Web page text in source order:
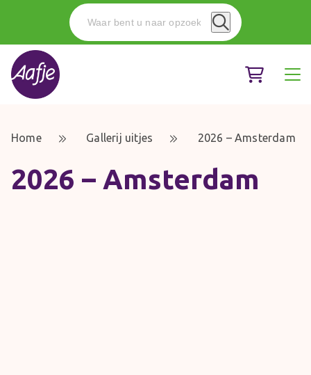
Home Gallerij uitjes 2026 – Amsterdam
2026 – Amsterdam